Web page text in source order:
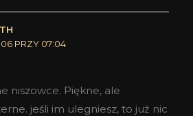
06 PRZY 07:04
niszowce. Piękne, ale
jeśli im ulegniesz, to już nic